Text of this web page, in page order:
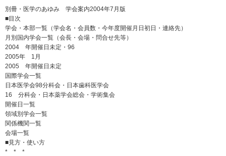
別冊・医学のあゆみ 学会案内2004年7月版
■目次
学会・本部一覧（学会名・会員数・今年度開催月日初日・連絡先）
月別国内学会一覧（会長・会場・問合せ先等）
2004 年開催日未定・96
2005年 1月
2005 年開催日未定
国際学会一覧
日本医学会98分科会・日本歯科医学会
16 分科会・日本薬学会総会・学術集会
開催日一覧
領域別学会一覧
関係機関一覧
会場一覧
■見方・使い方
* * *